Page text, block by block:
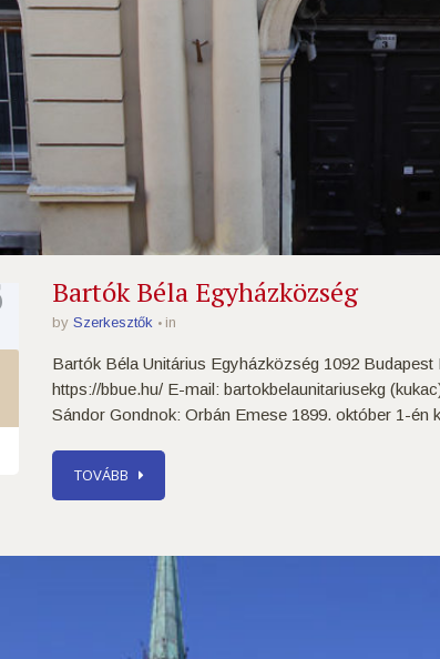
Bartók Béla Egyházközség
by Szerkesztők in
Bartók Béla Unitárius Egyházközség 1092
https://bbue.hu/ E-mail: bartokbelaunitariusekg
Sándor Gondnok: Orbán Emese 1899. október 1-én
TOVÁBB